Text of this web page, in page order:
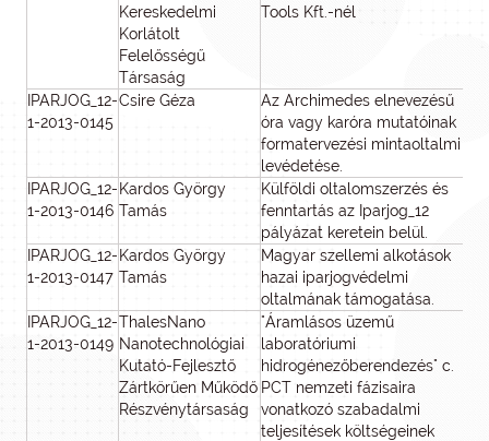
Kereskedelmi
Korlátolt
Felelősségű
Társaság
Tools Kft.-nél
IPARJOG_12-
1-2013-0145
Csire Géza
Az Archimedes elnevezésű
óra vagy karóra mutatóinak
formatervezési mintaoltalmi
levédetése.
IPARJOG_12-
1-2013-0146
Kardos György
Tamás
Külföldi oltalomszerzés és
fenntartás az Iparjog_12
pályázat keretein belül.
IPARJOG_12-
1-2013-0147
Kardos György
Tamás
Magyar szellemi alkotások
hazai iparjogvédelmi
oltalmának támogatása.
IPARJOG_12-
1-2013-0149
ThalesNano
Nanotechnológiai
Kutató-Fejlesztő
Zártkörűen Működő
Részvénytársaság
"Áramlásos üzemű
laboratóriumi
hidrogénezőberendezés" c.
PCT nemzeti fázisaira
vonatkozó szabadalmi
teljesítések költségeinek